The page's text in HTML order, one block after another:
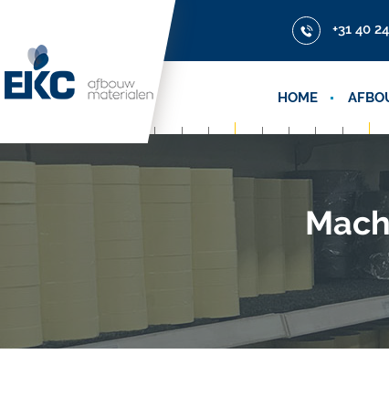
+31 40
HOME